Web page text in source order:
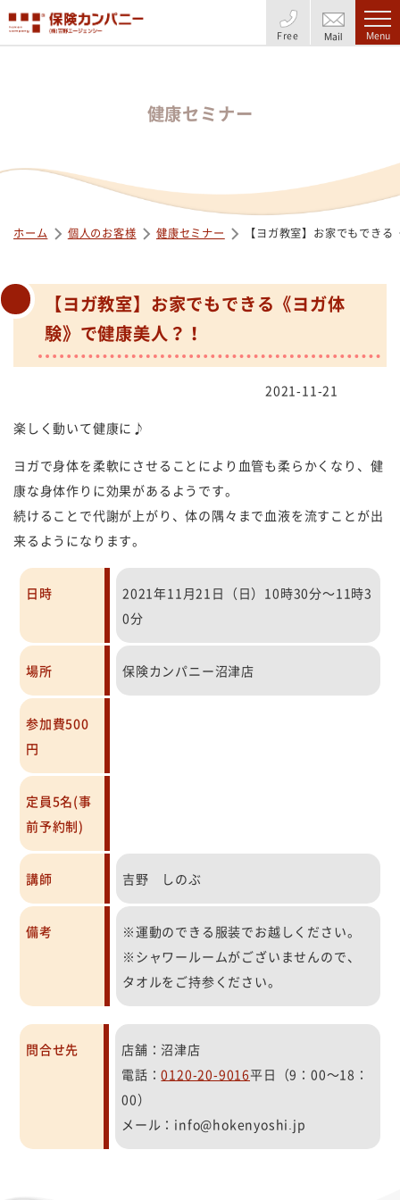
Free Mail Menu
健康セミナー
ホーム 個人のお客様 健康セミナー 【ヨガ教室】お家でもでき
【ヨガ教室】お家でもできる《ヨガ体
験》で健康美人？！
2021-11-21
楽しく動いて健康に♪
ヨガで身体を柔軟にさせることにより血管も柔らかくなり、健
康な身体作りに効果があるようです。
続けることで代謝が上がり、体の隅々まで血液を流すことが出
来るようになります。
日時
2021年11月21日（日）10時30分～11時3
0分
場所 保険カンパニー沼津店
参加費500
円
定員5名(事
前予約制)
講師 吉野 しのぶ
備考
※運動のできる服装でお越しください。
※シャワールームがございませんので、
タオルをご持参ください。
問合せ先
店舗：沼津店
電話：0120-20-9016平日（9：00～18：
00）
メール：info@hokenyoshi.jp